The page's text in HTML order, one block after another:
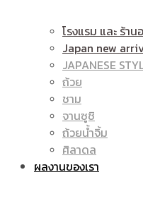
แก้ว
แก้ว
โรงแรม และ ร้าน
Japan new
JAPANESE
ถ้วย
ชาม
จานซูชิ
ถ้วยน้ำจิ้ม
ศิลาดล
ผลงานของเรา